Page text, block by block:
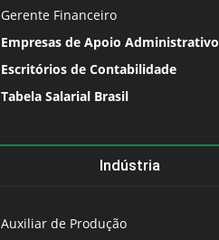
Gerente Financeiro
Empresas de Apoio Administrativo
Escritórios de Contabilidade
Tabela Salarial Brasil
Indústria
Auxiliar de Produção